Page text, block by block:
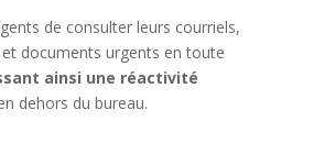
de consulter leurs courriels,
documents urgents en toute
ainsi une réactivité
dehors du bureau.